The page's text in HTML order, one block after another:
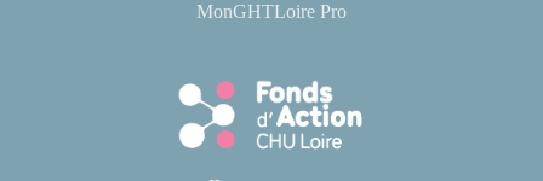
MonGHTLoire Pro